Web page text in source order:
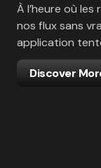
À l’heure où
nos flux sans
application
Discover